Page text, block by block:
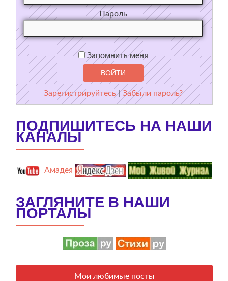
Пароль
Запомнить меня
Зарегистрируйтесь |Забыли пароль?
ПОДПИШИТЕСЬ НА НАШИ
КАНАЛЫ
Амадея
ЗАГЛЯНИТЕ В НАШИ
ПОРТАЛЫ
Мои любимые посты